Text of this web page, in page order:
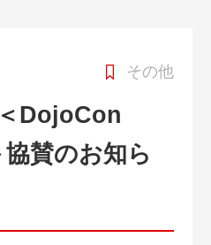
その他
DojoCon
賛のお知ら